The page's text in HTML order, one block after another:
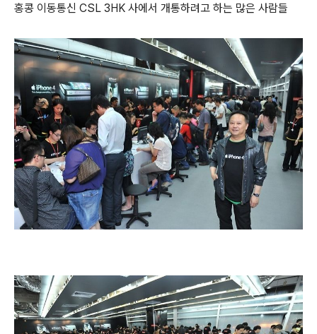
홍콩 이동통신 CSL 3HK 사에서 개통하려고 하는 많은 사람들